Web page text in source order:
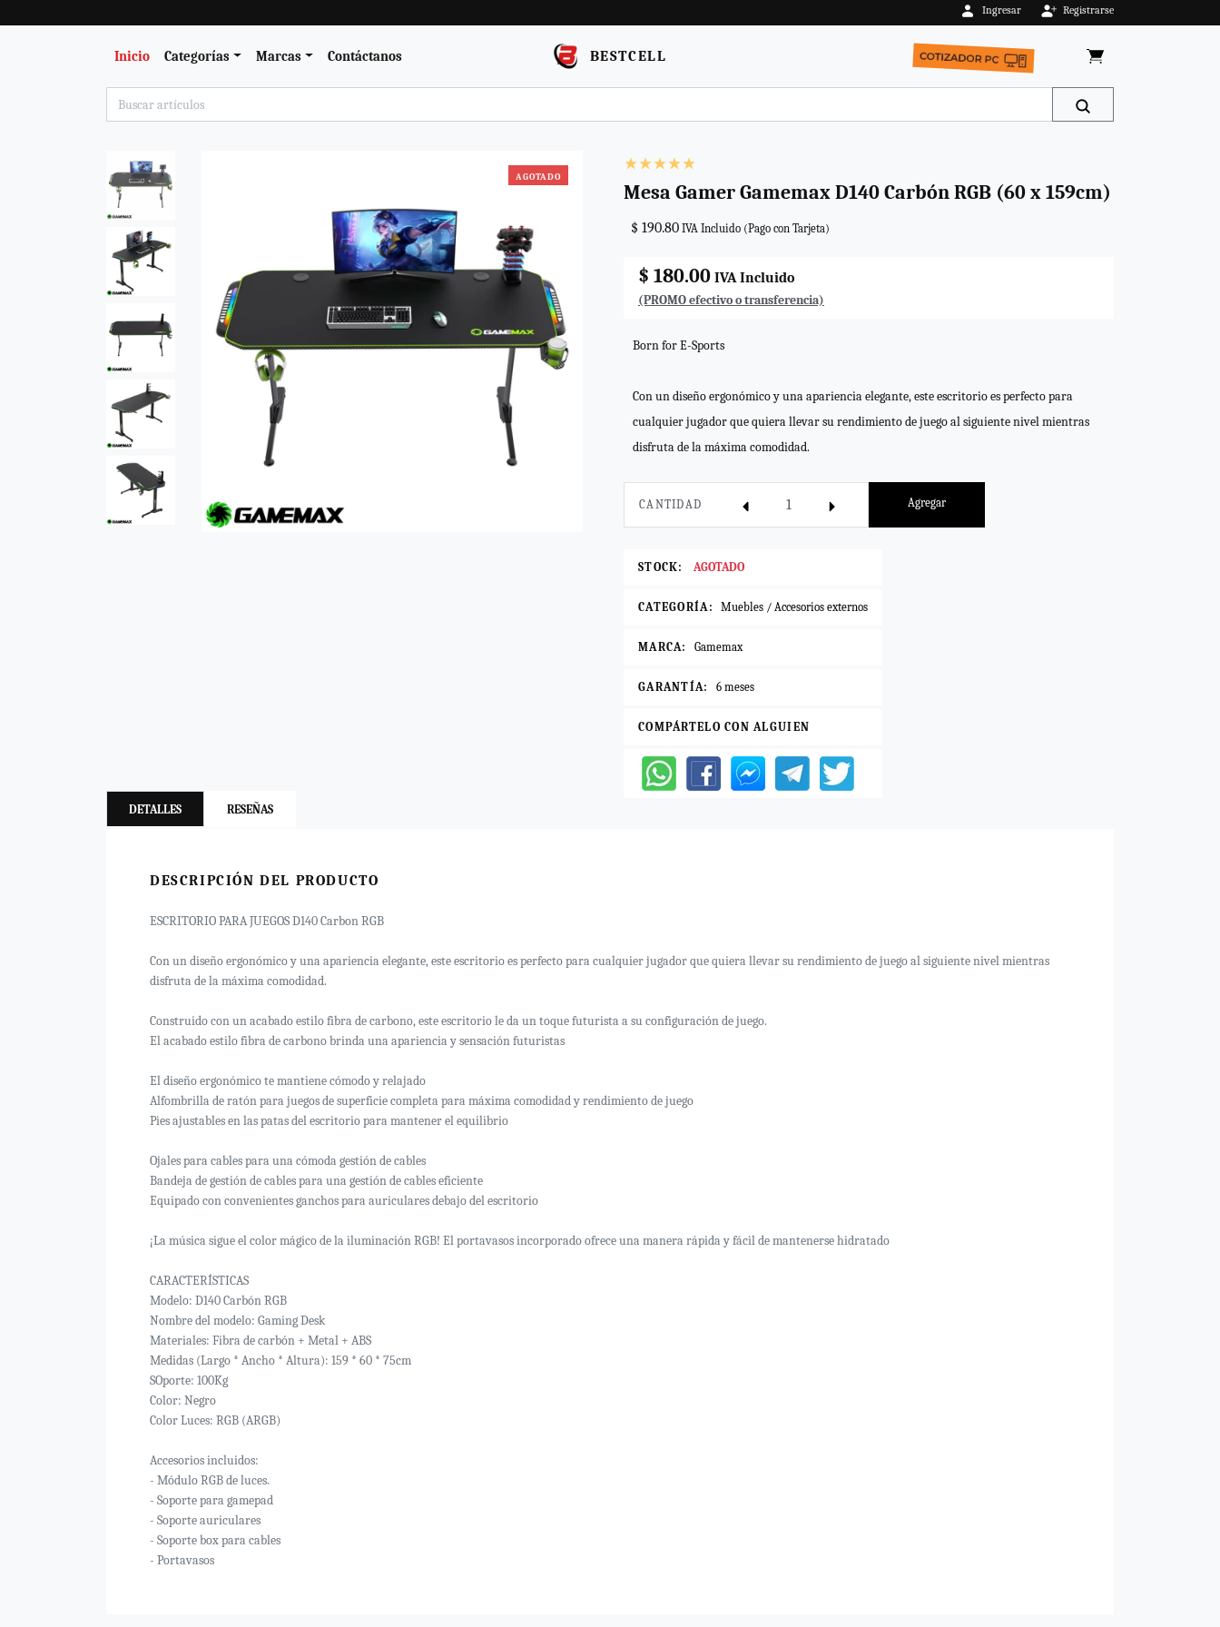
Ingresar Registrarse
BESTCELL
Inicio Categorías Marcas Contáctanos
AGOTADO
Mesa Gamer Gamemax D140 Carbón RGB (60 x 159cm)
$ 190.80 IVA Incluido (Pago con Tarjeta)
$ 180.00 IVA Incluido
(PROMO efectivo o transferencia)
Born for E-Sports
Con un diseño ergonómico y una apariencia elegante, este escritorio es perfecto para
cualquier jugador que quiera llevar su rendimiento de juego al siguiente nivel mientras
disfruta de la máxima comodidad.
CANTIDAD Agregar
STOCK: AGOTADO
CATEGORÍA: Muebles / Accesorios externos
MARCA: Gamemax
GARANTÍA: 6 meses
COMPÁRTELO CON ALGUIEN
DETALLES RESEÑAS
DESCRIPCIÓN DEL PRODUCTO
ESCRITORIO PARA JUEGOS D140 Carbon RGB
Con un diseño ergonómico y una apariencia elegante, este escritorio es perfecto para cualquier jugador que quiera llevar su rendimiento de juego al siguiente nivel mientras
disfruta de la máxima comodidad.
Construido con un acabado estilo fibra de carbono, este escritorio le da un toque futurista a su configuración de juego.
El acabado estilo fibra de carbono brinda una apariencia y sensación futuristas
El diseño ergonómico te mantiene cómodo y relajado
Alfombrilla de ratón para juegos de superficie completa para máxima comodidad y rendimiento de juego
Pies ajustables en las patas del escritorio para mantener el equilibrio
Ojales para cables para una cómoda gestión de cables
Bandeja de gestión de cables para una gestión de cables eficiente
Equipado con convenientes ganchos para auriculares debajo del escritorio
¡La música sigue el color mágico de la iluminación RGB! El portavasos incorporado ofrece una manera rápida y fácil de mantenerse hidratado
CARACTERÍSTICAS
Modelo: D140 Carbón RGB
Nombre del modelo: Gaming Desk
Materiales: Fibra de carbón + Metal + ABS
Medidas (Largo * Ancho * Altura): 159 * 60 * 75cm
SOporte: 100Kg
Color: Negro
Color Luces: RGB (ARGB)
Accesorios incluidos:
- Módulo RGB de luces.
- Soporte para gamepad
- Soporte auriculares
- Soporte box para cables
- Portavasos